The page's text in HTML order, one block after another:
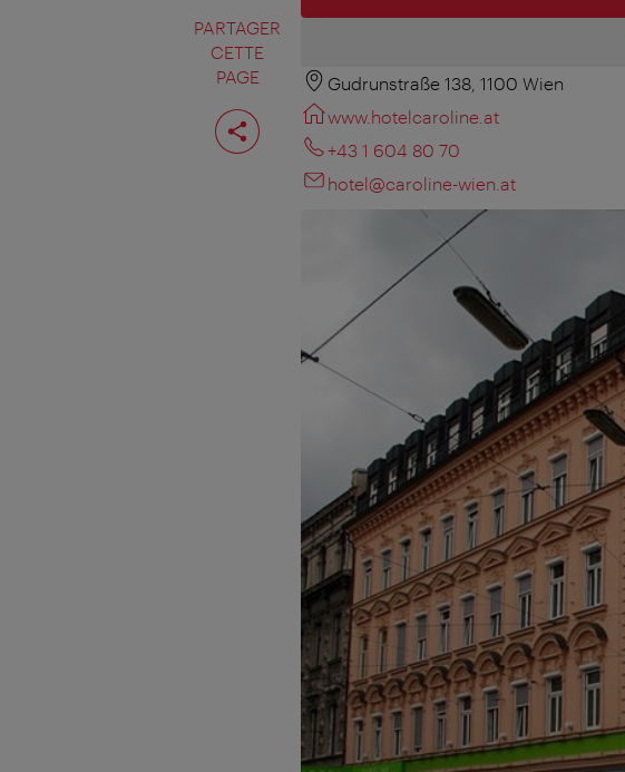
PARTAGER
CETTE
PAGE
Partager
cette
page
Gudrunstraße 138, 1100 Wien
www.hotelcaroline.at
+43 1 604 80 70
hotel@caroline-wien.at